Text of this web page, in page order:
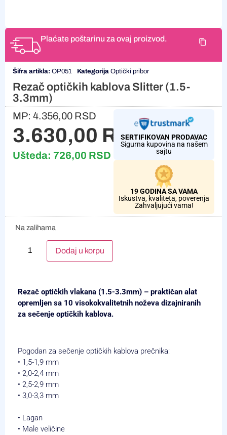
Plaćate poštarinu za ovaj proizvod.
Šifra artikla: OP051 Kategorija Optički pribor
Rezač optičkih kablova Slitter (1.5-
3.3mm)
MP: 4.356,00 RSD
3.630,00 RSD
Ušteda: 726,00 RSD
SERTIFIKOVAN PRODAVAC
Sigurna kupovina na našem
sajtu
19 GODINA SA VAMA
Iskustva, kvaliteta, poverenja
Zahvaljujući vama!
Na zalihama
Dodaj u korpu
Rezač optičkih vlakana (1.5-3.3mm) – praktičan alat
opremljen sa 10 visokokvalitetnih noževa dizajniranih
za sečenje optičkih kablova.
Pogodan za sečenje optičkih kablova prečnika:
• 1,5-1,9 mm
• 2,0-2,4 mm
• 2,5-2,9 mm
• 3,0-3,3 mm
• Lagan
• Male veličine